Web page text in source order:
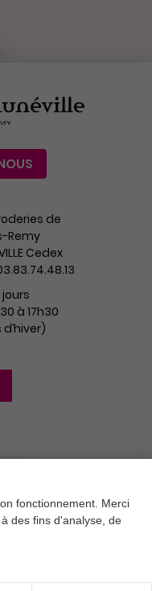
fonctionnement. Merci
des fins d'analyse, de
de
Remy
Cedex
à 17h30